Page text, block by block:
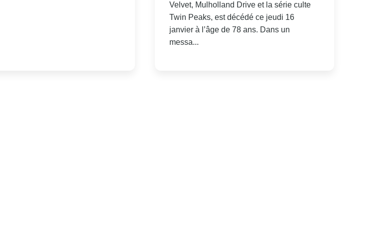
Velvet, Mulholland Drive et la série culte
Twin Peaks, est décédé ce jeudi 16
janvier à l’âge de 78 ans. Dans un
messa...